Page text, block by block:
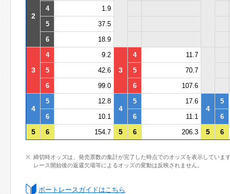
2
4
1.9
5
37.5
6
18.9
3
4 9.2
3
4
11.7
5
42.6 5
70.7
6
99.0 6 107.6
4
5 12.8
4
5 17.6
4
5
6
10.1 6 11.1 6
5 6 154.7 5 6 206.3 5 6
締切時オッズは、発売票数の集計が完了した時点でのオッズを表示していま
レース開始後の返還欠場等によるオッズの変動は反映されません。
ボートレースガイドはこちら